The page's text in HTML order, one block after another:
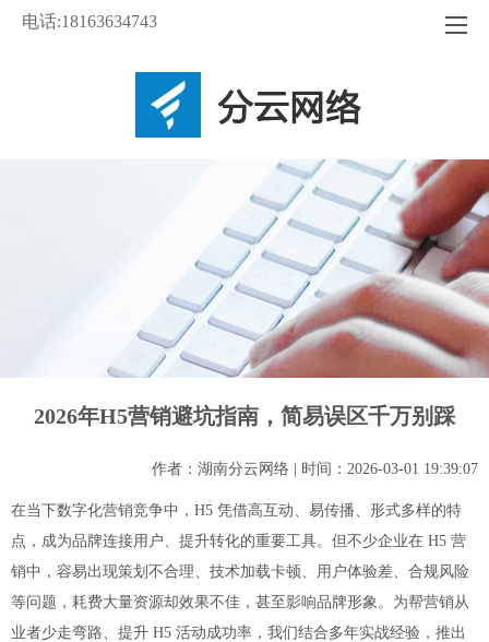
电话:18163634743
2026年H5营销避坑指南，简易误区千万别踩
作者：湖南分云网络 | 时间：2026-03-01 19:39:07
在当下数字化营销竞争中，H5 凭借高互动、易传播、形式多样的特
点，成为品牌连接用户、提升转化的重要工具。但不少企业在 H5 营
销中，容易出现策划不合理、技术加载卡顿、用户体验差、合规风险
等问题，耗费大量资源却效果不佳，甚至影响品牌形象。为帮营销从
业者少走弯路、提升 H5 活动成功率，我们结合多年实战经验，推出